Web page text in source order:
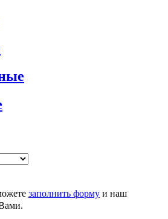
заполнить форму и наш